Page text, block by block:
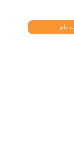
نام